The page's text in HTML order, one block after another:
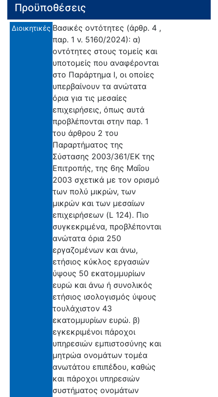
Προϋποθέσεις
Διοικητικές Βασικές οντότητες (άρθρ. 4 ,
παρ. 1 ν. 5160/2024): α)
οντότητες στους τομείς και
υποτομείς που αναφέρονται
στο Παράρτημα Ι, οι οποίες
υπερβαίνουν τα ανώτατα
όρια για τις μεσαίες
επιχειρήσεις, όπως αυτά
προβλέπονται στην παρ. 1
του άρθρου 2 του
Παραρτήματος της
Σύστασης 2003/361/ΕΚ της
Επιτροπής, της 6ης Μαΐου
2003 σχετικά με τον ορισμό
των πολύ μικρών, των
μικρών και των μεσαίων
επιχειρήσεων (L 124). Πιο
συγκεκριμένα, προβλέπονται
ανώτατα όρια 250
εργαζομένων και άνω,
ετήσιος κύκλος εργασιών
ύψους 50 εκατομμυρίων
ευρώ και άνω ή συνολικός
ετήσιος ισολογισμός ύψους
τουλάχιστον 43
εκατομμυρίων ευρώ. β)
εγκεκριμένοι πάροχοι
υπηρεσιών εμπιστοσύνης και
μητρώα ονομάτων τομέα
ανωτάτου επιπέδου, καθώς
και πάροχοι υπηρεσιών
συστήματος ονομάτων